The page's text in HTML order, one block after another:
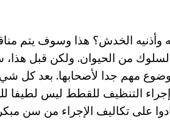
وأذنيه الخدش؟ هذا وسوف يتم
السلوك من الحيوان. ولكن قبل
مهم جدا لأصحابها. بعد كل
التنظيف للقطط ليس لطيفا
على تكاليف الإجراء من سن